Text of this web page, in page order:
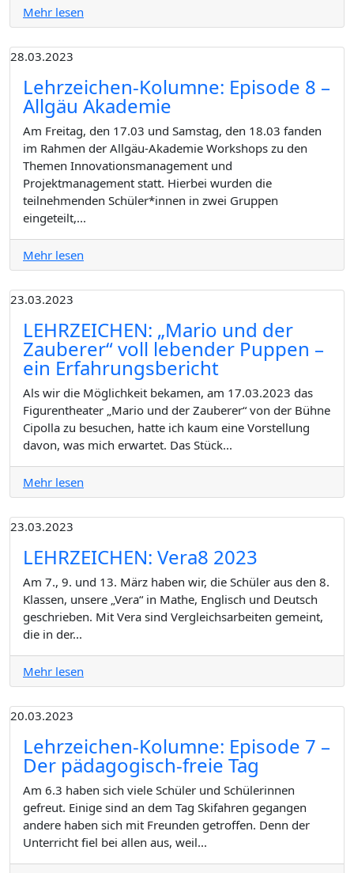
Mehr lesen
28.03.2023
Lehrzeichen-Kolumne: Episode 8 –
Allgäu Akademie
Am Freitag, den 17.03 und Samstag, den 18.03 fanden
im Rahmen der Allgäu-Akademie Workshops zu den
Themen Innovationsmanagement und
Projektmanagement statt. Hierbei wurden die
teilnehmenden Schüler*innen in zwei Gruppen
eingeteilt,...
Mehr lesen
23.03.2023
LEHRZEICHEN: „Mario und der
Zauberer“ voll lebender Puppen –
ein Erfahrungsbericht
Als wir die Möglichkeit bekamen, am 17.03.2023 das
Figurentheater „Mario und der Zauberer“ von der Bühne
Cipolla zu besuchen, hatte ich kaum eine Vorstellung
davon, was mich erwartet. Das Stück...
Mehr lesen
23.03.2023
LEHRZEICHEN: Vera8 2023
Am 7., 9. und 13. März haben wir, die Schüler aus den 8.
Klassen, unsere „Vera“ in Mathe, Englisch und Deutsch
geschrieben. Mit Vera sind Vergleichsarbeiten gemeint,
die in der...
Mehr lesen
20.03.2023
Lehrzeichen-Kolumne: Episode 7 –
Der pädagogisch-freie Tag
Am 6.3 haben sich viele Schüler und Schülerinnen
gefreut. Einige sind an dem Tag Skifahren gegangen
andere haben sich mit Freunden getroffen. Denn der
Unterricht fiel bei allen aus, weil...